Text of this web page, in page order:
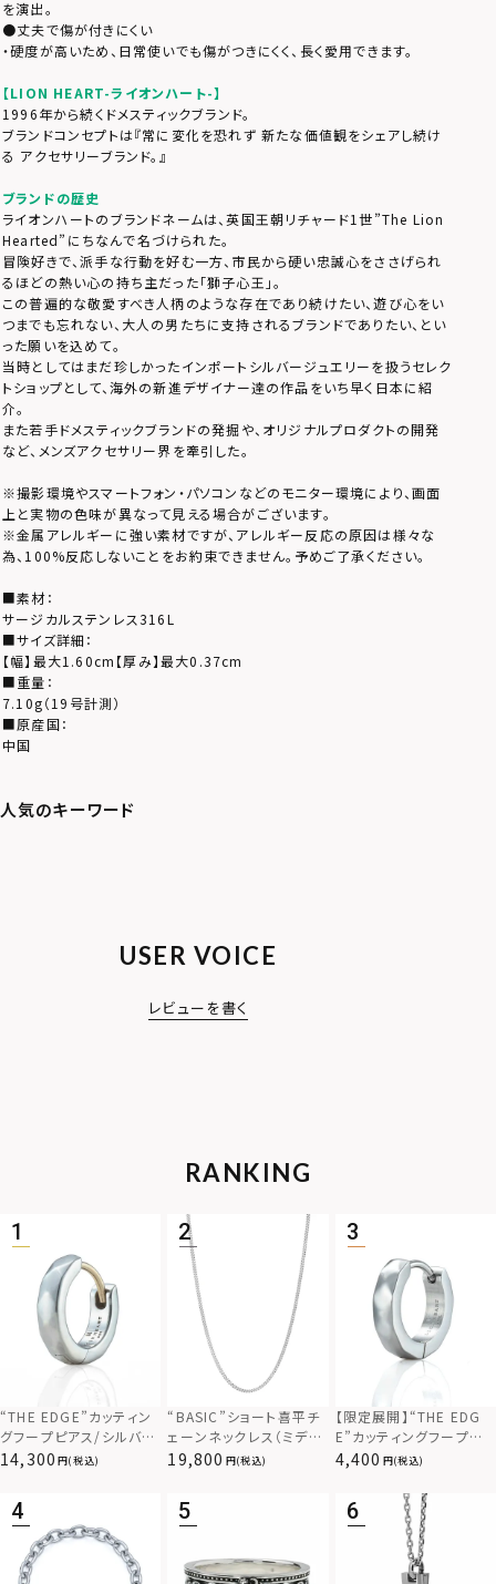
を演出。
●丈夫で傷が付きにくい
・硬度が高いため、日常使いでも傷がつきにくく、長く愛用できます。
【LION HEART-ライオンハート-】
1996年から続くドメスティックブランド。
ブランドコンセプトは『常に変化を恐れず 新たな価値観をシェアし続け
る アクセサリーブランド。』
ブランドの歴史
ライオンハートのブランドネームは、英国王朝リチャード1世”The Lion
Hearted”にちなんで名づけられた。
冒険好きで、派手な行動を好む一方、市民から硬い忠誠心をささげられ
るほどの熱い心の持ち主だった「獅子心王」。
この普遍的な敬愛すべき人柄のような存在であり続けたい、遊び心をい
つまでも忘れない、大人の男たちに支持されるブランドでありたい、とい
った願いを込めて。
当時としてはまだ珍しかったインポートシルバージュエリーを扱うセレク
トショップとして、海外の新進デザイナー達の作品をいち早く日本に紹
介。
また若手ドメスティックブランドの発掘や、オリジナルプロダクトの開発
など、メンズアクセサリー界を牽引した。
※撮影環境やスマートフォン・パソコンなどのモニター環境により、画面
上と実物の色味が異なって見える場合がございます。
※金属アレルギーに強い素材ですが、アレルギー反応の原因は様々な
為、100%反応しないことをお約束できません。予めご了承ください。
■素材：
サージカルステンレス316L
■サイズ詳細：
【幅】最大1.60cm【厚み】最大0.37cm
■重量：
7.10g（19号計測）
■原産国：
中国
USER VOICE
レビューを書く
RANKING
“THE EDGE”カッティン
グフープピアス/シルバー
925
14,300 (税込)
“BASIC”ショート喜平チ
ェーンネックレス（ミディ
アム）/シルバー925
19,800 (税込)
【限定展開】“THE EDG
E”カッティングフープピ
アス/サージカルステンレ
4,400 (税込)